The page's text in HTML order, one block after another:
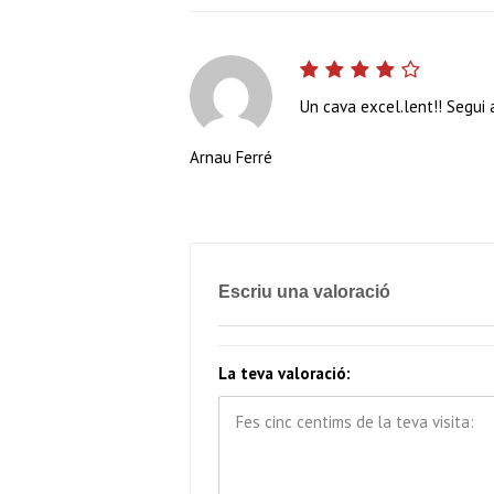
Arnau Ferré
Un cava excel.lent!! Segui
Escriu una valoració
La teva valoració: